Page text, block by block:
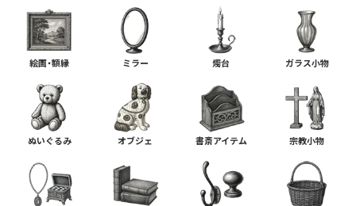
絵画・額縁 ミラー 燭台 ガラス小物
ぬいぐるみ オブジェ 書斎アイテム 宗教小物